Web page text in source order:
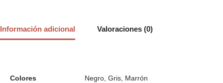
Información adicional Valoraciones (0)
Colores Negro, Gris, Marrón